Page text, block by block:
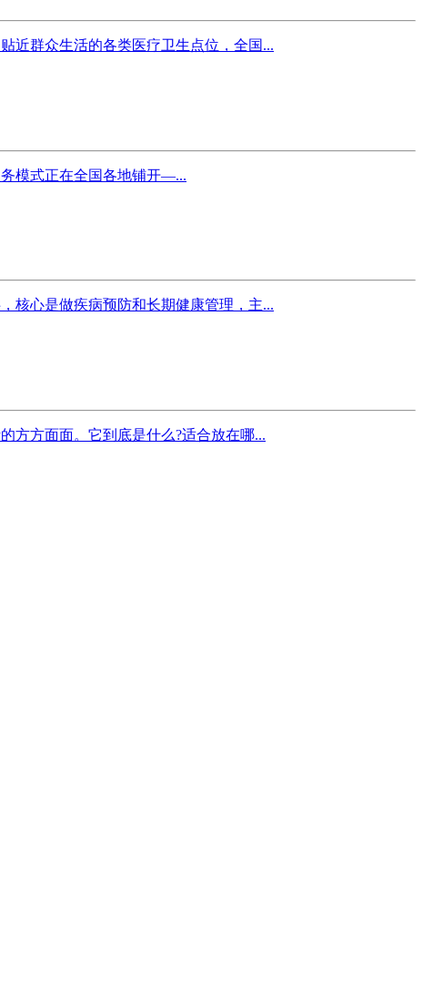
近群众生活的各类医疗卫生点位，全国...
模式正在全国各地铺开—...
核心是做疾病预防和长期健康管理，主...
方方面面。它到底是什么?适合放在哪...